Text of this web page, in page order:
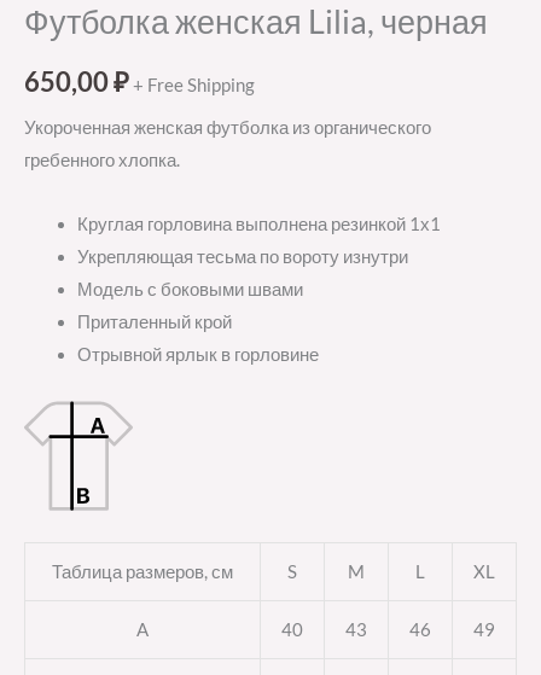
Футболка женская Lilia, черная
650,00₽+ Free Shipping
Укороченная женская футболка из органического
гребенного хлопка.
Круглая горловина выполнена резинкой 1х1
Укрепляющая тесьма по вороту изнутри
Модель с боковыми швами
Приталенный крой
Отрывной ярлык в горловине
Таблица размеров, см S M L XL
A 40 43 46 49